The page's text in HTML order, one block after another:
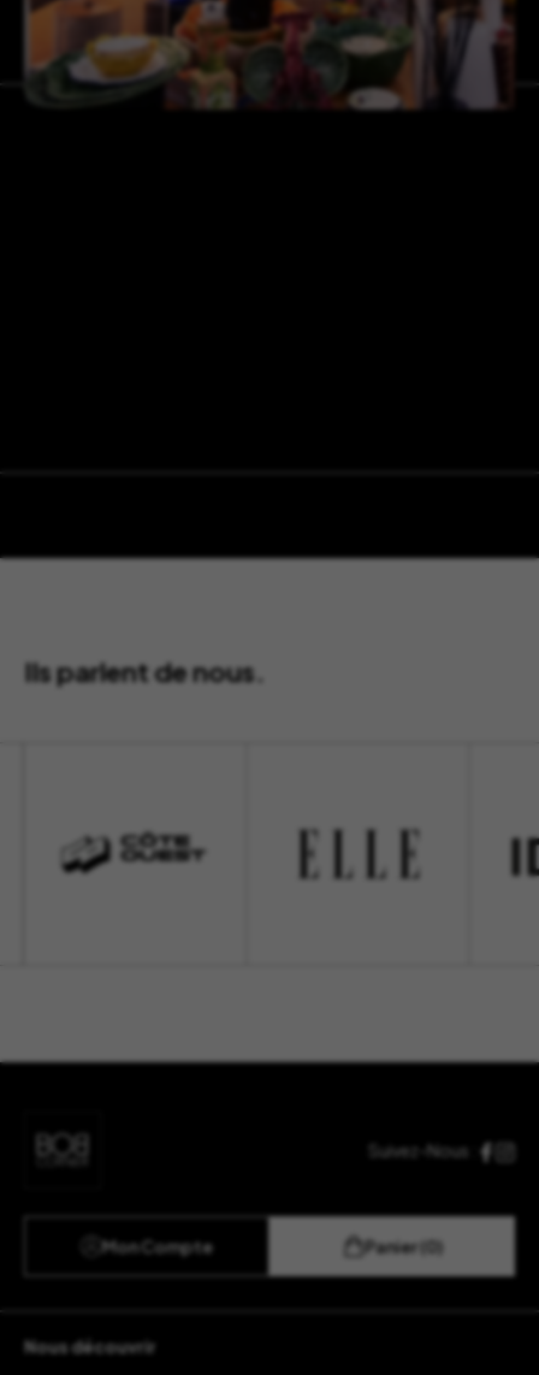
Ils parlent de nous.
Suivez-Nous :
Mon Compte Panier (0)
Nous découvrir